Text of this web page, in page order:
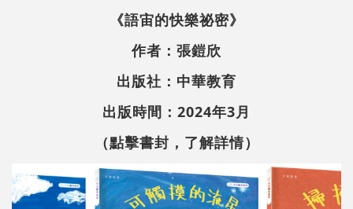
《語宙的快樂祕密》
作者：張鎧欣
出版社：中華教育
出版時間：2024年3月
（點擊書封，了解詳情）